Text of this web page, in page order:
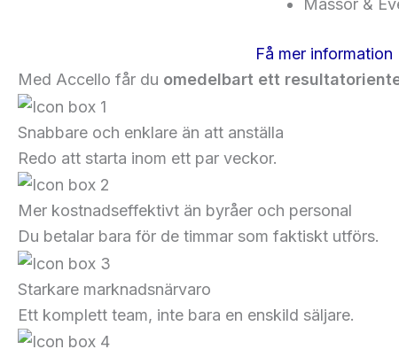
Mässor &
Få mer information
Med Accello får du omedelbart ett
Snabbare och enklare än att anställa
Redo att starta inom ett par veckor.
Mer kostnadseffektivt än byråer och personal
Du betalar bara för de timmar som faktiskt utförs.
Starkare marknadsnärvaro
Ett komplett team, inte bara en enskild säljare.